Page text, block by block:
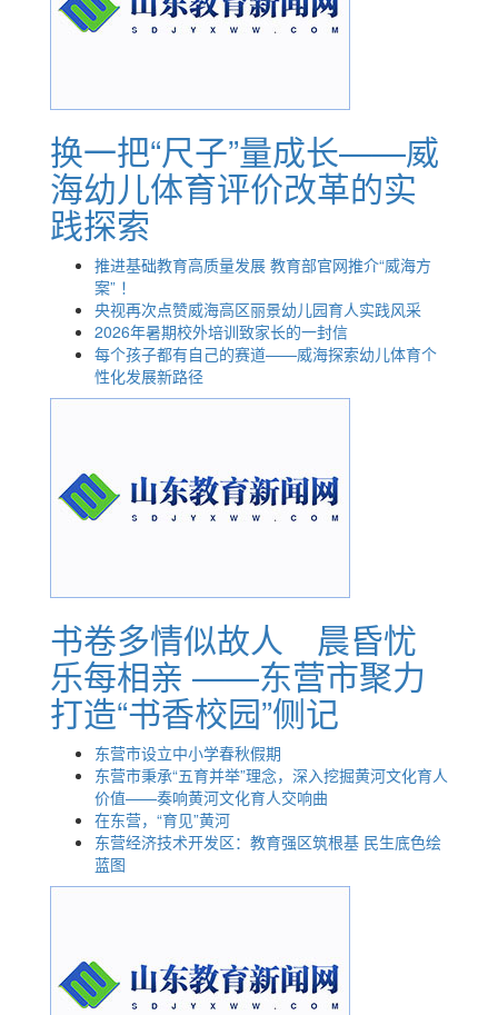
换一把“尺子”量成长——威
海幼儿体育评价改革的实
践探索
推进基础教育高质量发展 教育部官网推介“威海方
案” ！
央视再次点赞威海高区丽景幼儿园育人实践风采
2026年暑期校外培训致家长的一封信
每个孩子都有自己的赛道——威海探索幼儿体育个
性化发展新路径
书卷多情似故人 晨昏忧
乐每相亲 ——东营市聚力
打造“书香校园”侧记
东营市设立中小学春秋假期
东营市秉承“五育并举”理念，深入挖掘黄河文化育人
价值——奏响黄河文化育人交响曲
在东营，“育见”黄河
东营经济技术开发区：教育强区筑根基 民生底色绘
蓝图